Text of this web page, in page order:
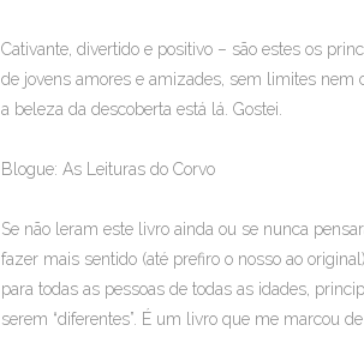
Cativante, divertido e positivo – são estes os
de jovens amores e amizades, sem limites nem
a beleza da descoberta está lá. Gostei.
Blogue: As Leituras do Corvo
Se não leram este livro ainda ou se nunca
fazer mais sentido (até prefiro o nosso ao
para todas as pessoas de todas as idades,
serem “diferentes”. É um livro que me marcou